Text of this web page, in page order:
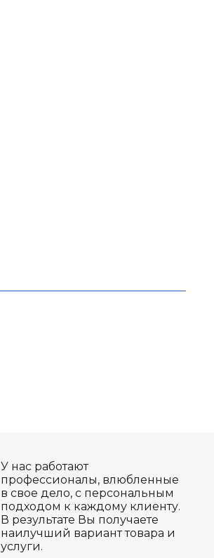
У нас работают
профессионалы, влюбленные
в свое дело, с персональным
подходом к каждому клиенту.
В результате Вы получаете
наилучший вариант товара и
услуги.